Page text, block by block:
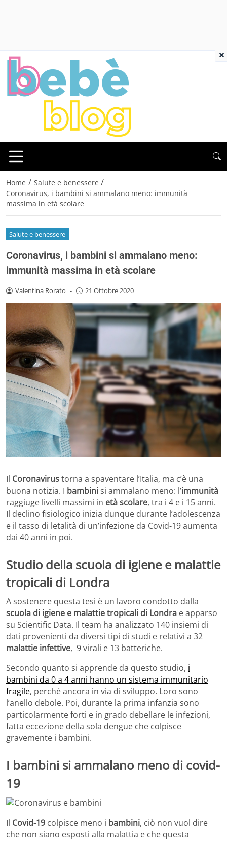
Home / Salute e benessere /
Coronavirus, i bambini si ammalano meno: immunità
massima in età scolare
Salute e benessere
Coronavirus, i bambini si ammalano meno:
immunità massima in età scolare
Valentina Rorato - 21 Ottobre 2020
Il Coronavirustorna a spaventare l’Italia, ma c’è una
buona notizia. I bambinisi ammalano meno: l’immunità
raggiuge livelli massimi in età scolare, tra i 4 e i 15 anni.
Il declino fisiologico inizia dunque durante l’adolescenza
e il tasso di letalità di un’infezione da Covid-19 aumenta
dai 40 anni in poi.
Studio della scuola di igiene e malattie
tropicali di Londra
A sostenere questa tesi è un lavoro condotto dalla
scuola di igiene e malattie tropicali di Londra e apparso
su Scientific Data. Il team ha analizzato 140 insiemi di
dati provenienti da diversi tipi di studi e relativi a 32
malattie infettive, 9 virali e 13 batteriche.
Secondo quanto si apprende da questo studio, i
bambini da 0 a 4 anni hanno un sistema immunitario
fragile, perché ancora in via di sviluppo. Loro sono
l’anello debole. Poi, durante la prima infanzia sono
particolarmente forti e in grado debellare le infezioni,
fatta eccezione della sola dengue che colpisce
gravemente i bambini.
I bambini si ammalano meno di covid-
19
Il Covid-19 colpisce meno i bambini, ciò non vuol dire
che non siano esposti alla malattia e che questa
×